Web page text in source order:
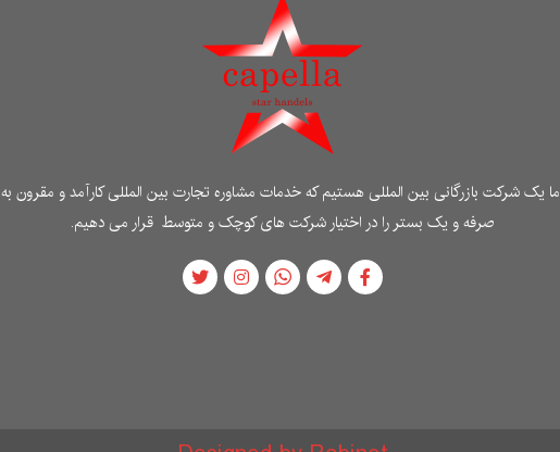
ما یک شرکت بازرگانی بین المللی هستیم که خدمات مشاوره تجارت بین المللی کارآمد و مقرون به
صرفه و یک بستر را در اختیار شرکت های کوچک و متوسط ​​قرار می دهیم.